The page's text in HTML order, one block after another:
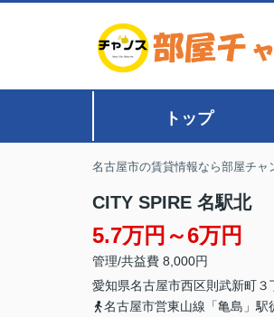
トップ
名古屋市の賃貸情報なら部屋チャ
CITY SPIRE 名駅北
5.7万円～6万円
管理/共益費 8,000円
愛知県名古屋市西区則武新町３
名古屋市営東山線「亀島」駅